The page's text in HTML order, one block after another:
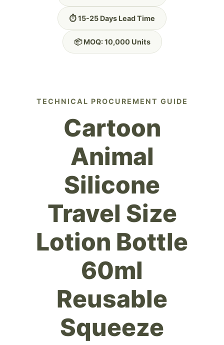
⏱️ 15-25 Days Lead Time
📦 MOQ: 10,000 Units
TECHNICAL PROCUREMENT GUIDE
Cartoon
Animal
Silicone
Travel Size
Lotion Bottle
60ml
Reusable
Squeeze